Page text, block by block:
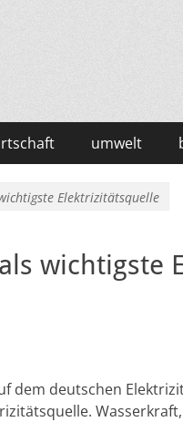
umwelt
Elektrizitätsquelle
wichtigste
dem deutschen